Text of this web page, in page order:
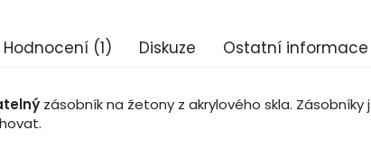
Hodnocení (1) Diskuze Ostatní informace
zásobník na žetony z akrylového skla.